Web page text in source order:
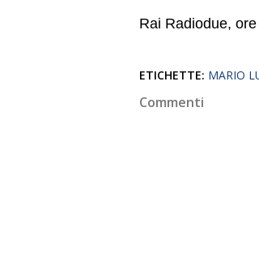
Rai Radiodue,
ETICHETTE: MARIO
Commenti